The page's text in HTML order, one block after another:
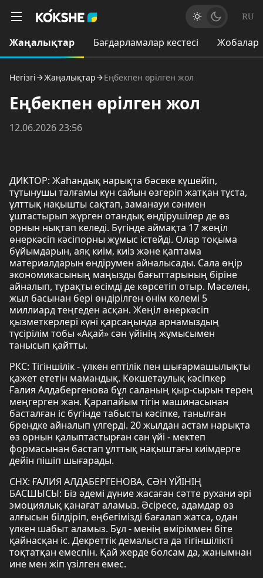
RU
Жаңалықтар Бағдарламалар кестесі Жобалар
Негізгі Жаңалықтар Еңбекпен өрілген жол
Еңбекпен өрілген жол
12.06.2026 23:56
ДИКТОР: Жаһандық нарықта бәсеке күшейіп,
тұтынушы талғамы күн сайын өзгеріп жатқан тұста,
ұлттық нақышты сақтап, заманауи сәнмен
ұштастырып жүрген отандық өндірушілер де өз
орнын нықтап келеді. Бүгінде аймақта 17 жеңіл
өнеркәсіп кәсіпорны жұмыс істейді. Олар тоқыма
бұйымдарын, аяқ киім, киіз және қаптама
материалдарын өндірумен айналысады. Сала өңір
экономикасының маңызды бағыттарының біріне
айналып, тұрақты өсімді де көрсетіп отыр. Мәселен,
жыл басынан бері өндірілген өнім көлемі 5
миллиард теңгеден асқан. Жеңіл өнеркәсіп
қызметкерлері күні қарсаңында арнамыздың
түсірілім тобы «Ақай» сән үйінің жұмысымен
танысып қайтты.
РКС: Тігіншілік - үлкен ептілік пен шығармашылықты
қажет ететін мамандық. Көкшетаулық кәсіпкер
Ғалия Алдабергенова бұл саланың қыр-сырын терең
меңгерген жан. Қарапайым тігін машинасынан
басталған іс бүгінде табысты кәсіпке, танылған
брендке айналып үлгерді. 20 жылдан астам нарықта
өз орнын қалыптастырған сән үйі - мектеп
формасынан бастап ұлттық нақыштағы киімдерге
дейін пішіп шығарады.
СНХ: ҒАЛИЯ АЛДАБЕРГЕНОВА, СӘН ҮЙІНІҢ
БАСШЫСЫ: Біз әдемі дүние жасаған сәтте рухани әрі
эмоциялық қанағат аламыз. Әсіресе, адамдар өз
алғысын білдіріп, еңбегімізді бағалап жатса, одан
үлкен шабыт аламыз. Бұл - менің өміріммен біте
қайнасқан іс. Декреттік демалыста да тігіншілікті
тоқтатқан емеспін. Қай жерде болсам да, жанымнан
ине мен жіп үзілген емес.